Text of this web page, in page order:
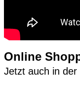
Online
Jetzt auch in der